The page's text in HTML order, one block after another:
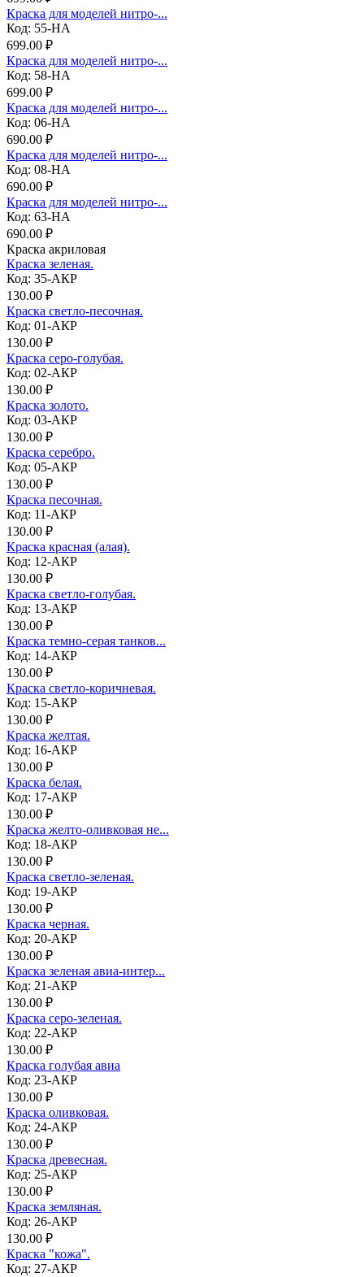
Краска для моделей нитро-...
Код: 55-НА
699.00 ₽
Краска для моделей нитро-...
Код: 58-НА
699.00 ₽
Краска для моделей нитро-...
Код: 06-НА
690.00 ₽
Краска для моделей нитро-...
Код: 08-НА
690.00 ₽
Краска для моделей нитро-...
Код: 63-НА
690.00 ₽
Краска акриловая
Краска зеленая.
Код: 35-АКР
130.00 ₽
Краска светло-песочная.
Код: 01-АКР
130.00 ₽
Краска серо-голубая.
Код: 02-АКР
130.00 ₽
Краска золото.
Код: 03-АКР
130.00 ₽
Краска серебро.
Код: 05-АКР
130.00 ₽
Краска песочная.
Код: 11-АКР
130.00 ₽
Краска красная (алая).
Код: 12-АКР
130.00 ₽
Краска светло-голубая.
Код: 13-АКР
130.00 ₽
Краска темно-серая танков...
Код: 14-АКР
130.00 ₽
Краска светло-коричневая.
Код: 15-АКР
130.00 ₽
Краска желтая.
Код: 16-АКР
130.00 ₽
Краска белая.
Код: 17-АКР
130.00 ₽
Краска желто-оливковая не...
Код: 18-АКР
130.00 ₽
Краска светло-зеленая.
Код: 19-АКР
130.00 ₽
Краска черная.
Код: 20-АКР
130.00 ₽
Краска зеленая авиа-интер...
Код: 21-АКР
130.00 ₽
Краска серо-зеленая.
Код: 22-АКР
130.00 ₽
Краска голубая авиа
Код: 23-АКР
130.00 ₽
Краска оливковая.
Код: 24-АКР
130.00 ₽
Краска древесная.
Код: 25-АКР
130.00 ₽
Краска земляная.
Код: 26-АКР
130.00 ₽
Краска "кожа".
Код: 27-АКР